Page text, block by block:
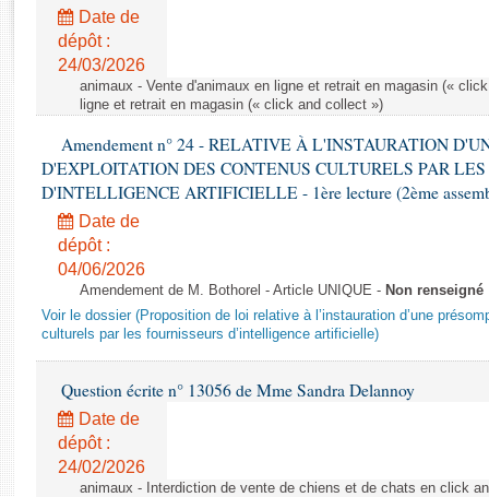
Rapports législatifs
Rapports sur l'application des lois
Baromètre de l’application des lois
Dossiers législatifs
Budget et sécurité sociale
Questions écrites et orales
Comptes rendus des débats
Date de
dépôt :
24/03/2026
animaux - Vente d'animaux en ligne et retrait en magasin («
ligne et retrait en magasin (« click and collect »)
Amendement n° 24 - RELATIVE À L'INSTAURATION
D'EXPLOITATION DES CONTENUS CULTURELS PAR LES
D'INTELLIGENCE ARTIFICIELLE - 1ère lecture (2ème
Date de
dépôt :
04/06/2026
Amendement de M. Bothorel - Article UNIQUE - Non renseigné
Voir le dossier (Proposition de loi relative à l’instauration d’une
culturels par les fournisseurs d’intelligence artificielle)
Question écrite n° 13056 de Mme Sandra Delannoy
Date de
dépôt :
24/02/2026
animaux - Interdiction de vente de chiens et de chats en click